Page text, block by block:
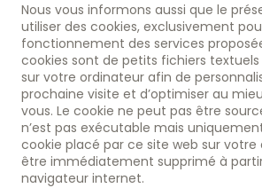
Nous vous informons aussi que le
utiliser des cookies, exclusivement
fonctionnement des services
cookies sont de petits fichiers
sur votre ordinateur afin de
prochaine visite et d’optimiser au
vous. Le cookie ne peut pas être
n’est pas exécutable mais
cookie placé par ce site web sur
être immédiatement supprimé à
navigateur internet.